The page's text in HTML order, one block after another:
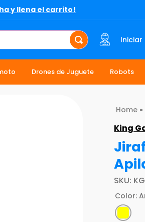
y llena el carrito!
Iniciar
Drones de Juguete Robots
King
SKU:
Color: